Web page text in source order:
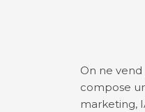
On ne
compose
marketing,